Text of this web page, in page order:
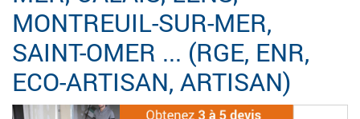
MONTREUIL-SUR-MER,
SAINT-OMER ... (RGE, ENR,
ECO-ARTISAN, ARTISAN)